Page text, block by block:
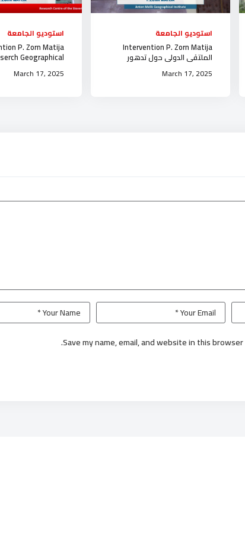
استوديو الجامعة
Intervention P. Zorn Matija
الملتقى الدولي حول تدهور
جامعة الجلفة
March 17, 2025
استوديو الجامعة
P. Zorn Matija
Geographical
الجلفة
March 17, 2025
Save my name, email, and website in this